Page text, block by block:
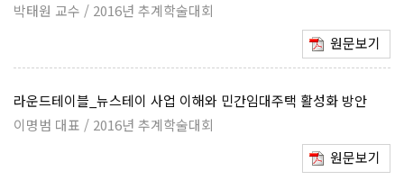
박태원 교수 / 2016년 추계학술대회
원문보기
라운드테이블_뉴스테이 사업 이해와 민간임대주택 활성화 방안
이명범 대표 / 2016년 추계학술대회
원문보기